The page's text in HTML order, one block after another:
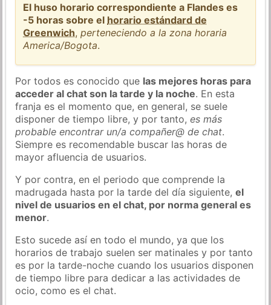
El huso horario correspondiente a Flandes es
-5 horas sobre el horario estándard de
Greenwich,perteneciendo a la zona horaria
America/Bogota.
Por todos es conocido que las mejores horas para
acceder al chat son la tarde y la noche. En esta
franja es el momento que, en general, se suele
disponer de tiempo libre, y por tanto,es más
probable encontrar un/a compañer@ de chat.
Siempre es recomendable buscar las horas de
mayor afluencia de usuarios.
Y por contra, en el periodo que comprende la
madrugada hasta por la tarde del día siguiente,el
nivel de usuarios en el chat, por norma general es
menor.
Esto sucede así en todo el mundo, ya que los
horarios de trabajo suelen ser matinales y por tanto
es por la tarde-noche cuando los usuarios disponen
de tiempo libre para dedicar a las actividades de
ocio, como es el chat.